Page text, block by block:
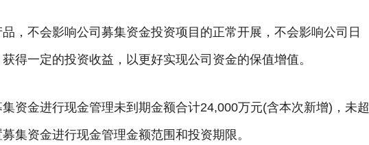
，不会影响公司募集资金投资项目的正常开展，不会影响公司日
得一定的投资收益，以更好实现公司资金的保值增值。
资金进行现金管理未到期金额合计24,000万元(含本次新增)，未超
集资金进行现金管理金额范围和投资期限。